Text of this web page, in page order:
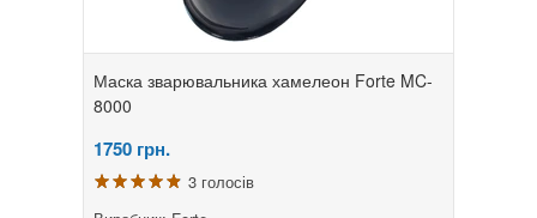
Маска зварювальника хамелеон Forte MC-
8000
1750 грн.
3 голосів